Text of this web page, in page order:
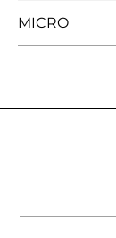
MICRO